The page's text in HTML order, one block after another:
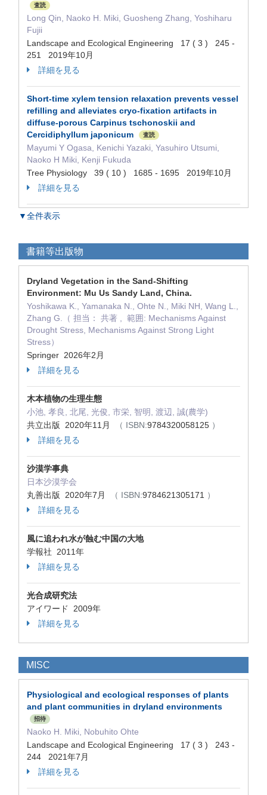
査読
Long Qin, Naoko H. Miki, Guosheng Zhang, Yoshiharu
Fujii
Landscape and Ecological Engineering 17 ( 3 ) 245 -
251 2019年10月
詳細を見る
Short-time xylem tension relaxation prevents vessel
refilling and alleviates cryo-fixation artifacts in
diffuse-porous Carpinus tschonoskii and
Cercidiphyllum japonicum
査読
Mayumi Y Ogasa, Kenichi Yazaki, Yasuhiro Utsumi,
Naoko H Miki, Kenji Fukuda
Tree Physiology 39 ( 10 ) 1685 - 1695 2019年10月
詳細を見る
▼全件表示
書籍等出版物
Dryland Vegetation in the Sand-Shifting
Environment: Mu Us Sandy Land, China.
Yoshikawa K., Yamanaka N., Ohte N., Miki NH, Wang L.,
Zhang G.（ 担当： 共著 , 範囲: Mechanisms Against
Drought Stress, Mechanisms Against Strong Light
Stress）
Springer 2026年2月
詳細を見る
木本植物の生理生態
小池, 孝良, 北尾, 光俊, 市栄, 智明, 渡辺, 誠(農学)
共立出版 2020年11月
（ ISBN:9784320058125 ）
詳細を見る
沙漠学事典
日本沙漠学会
丸善出版 2020年7月
（ ISBN:9784621305171 ）
詳細を見る
風に追われ水が蝕む中国の大地
学報社 2011年
詳細を見る
光合成研究法
アイワード 2009年
詳細を見る
MISC
Physiological and ecological responses of plants
and plant communities in dryland environments
招待
Naoko H. Miki, Nobuhito Ohte
Landscape and Ecological Engineering 17 ( 3 ) 243 -
244 2021年7月
詳細を見る